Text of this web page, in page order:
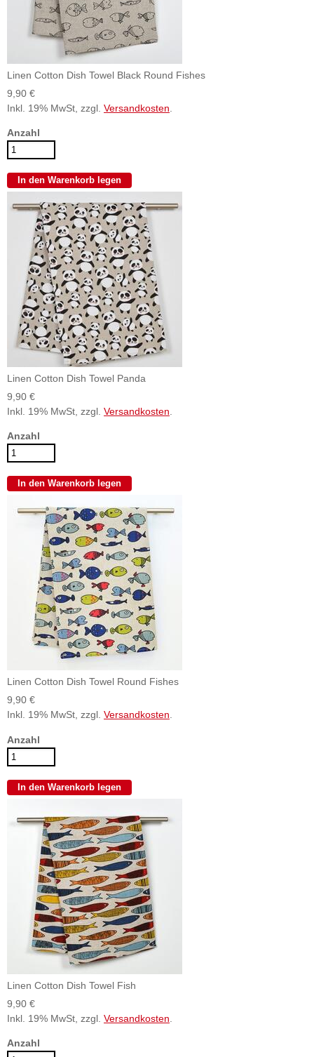
Linen Cotton Dish Towel Black Round Fishes
9,90 €
Inkl. 19% MwSt, zzgl. Versandkosten
Anzahl
Linen Cotton Dish Towel Panda
9,90 €
Inkl. 19% MwSt, zzgl. Versandkosten.
Anzahl
Linen Cotton Dish Towel Round Fishes
9,90 €
Inkl. 19% MwSt, zzgl. Versandkosten.
Anzahl
Linen Cotton Dish Towel Fish
9,90 €
Inkl. 19% MwSt, zzgl. Versandkosten
Anzahl